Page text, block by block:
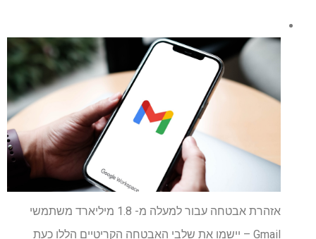
אזהרת אבטחה עבור למעלה מ- 1.8 מיליארד משתמשי
Gmail – יישמו את שלבי האבטחה הקריטיים הללו כעת